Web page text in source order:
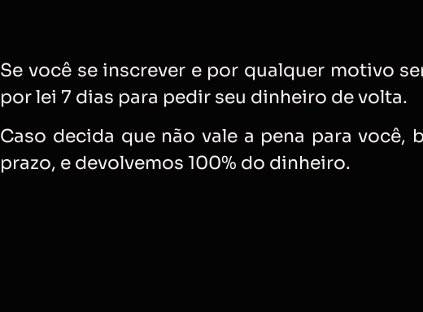
Se você se inscrever e por qualquer motivo
por lei 7 dias para pedir seu dinheiro de volta.
Caso decida que não vale a pena para
prazo, e devolvemos 100% do dinheiro.